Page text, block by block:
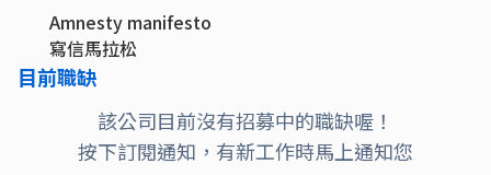
Amnesty manifesto
寫信馬拉松
目前職缺
該公司目前沒有招募中的職缺喔！
按下訂閱通知，有新工作時馬上通知您